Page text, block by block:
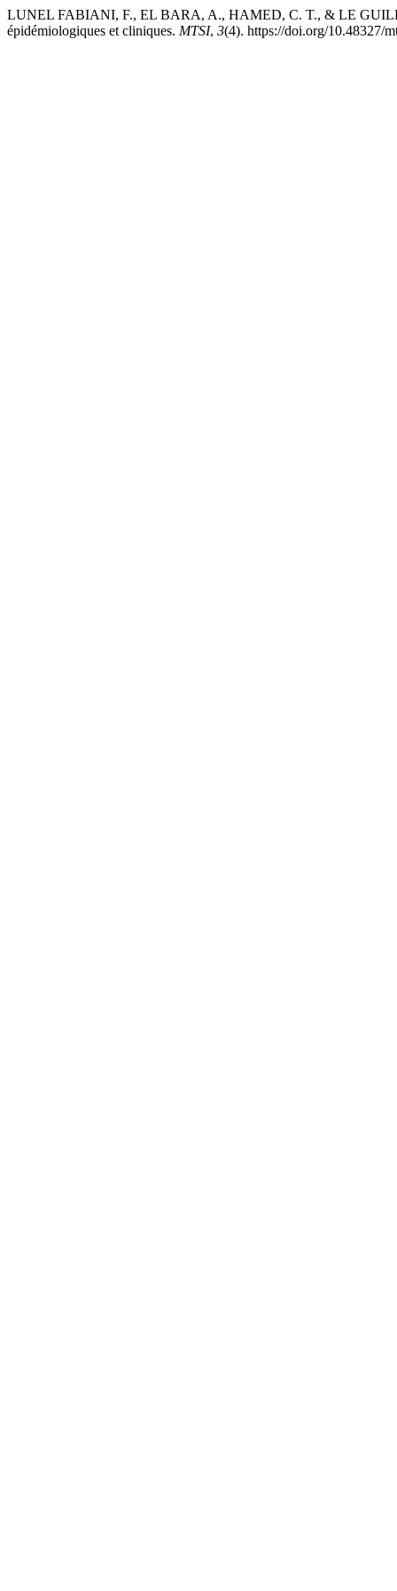
LUNEL FABIANI, F., EL BARA, A., HAMED, C. T., & LE
épidémiologiques et cliniques. MTSI, 3(4). https://doi.org/10.48327/